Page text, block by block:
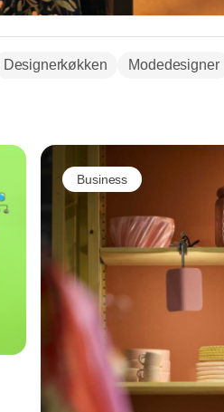
Designerkøkken Modedesigner
Business